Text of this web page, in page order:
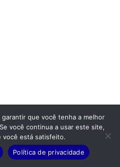
que você tenha a melhor
você continua a usar este site,
você está satisfeito.
Política de privacidade